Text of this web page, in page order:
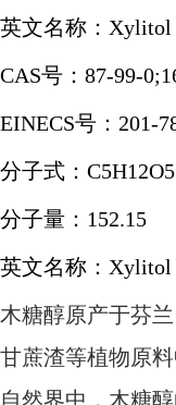
英文名称： Xylitol
CAS号：87-99-
EINECS号：201-
分子式： C5H12O5
分子量： 152.15
英文名称： Xylitol
木糖醇原产于芬
甘蔗渣等植物原
自然界中，木糖